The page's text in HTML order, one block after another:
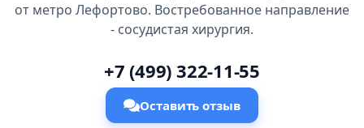
от метро Лефортово. Востребованное направление
- сосудистая хирургия.
+7 (499) 322-11-55
Оставить отзыв